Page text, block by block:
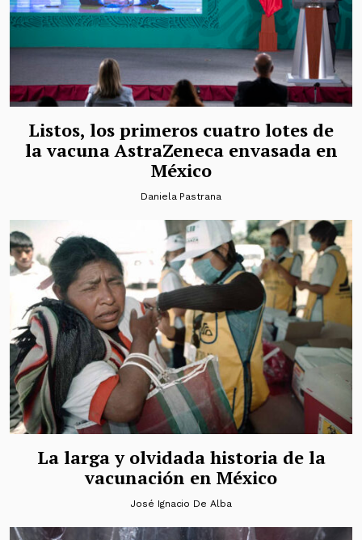
Listos, los primeros cuatro lotes de
la vacuna AstraZeneca envasada en
México
Daniela Pastrana
La larga y olvidada historia de la
vacunación en México
José Ignacio De Alba